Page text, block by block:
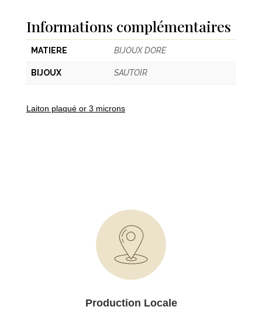
Informations complémentaires
MATIERE BIJOUX DORE
BIJOUX SAUTOIR
Laiton plaqué or 3 microns
Production Locale